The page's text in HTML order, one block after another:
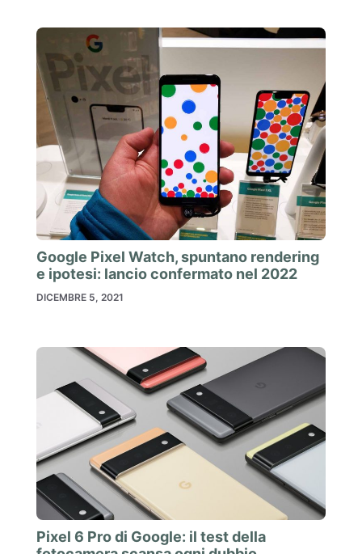
Google Pixel Watch, spuntano rendering
e ipotesi: lancio confermato nel 2022
DICEMBRE 5, 2021
Pixel 6 Pro di Google: il test della